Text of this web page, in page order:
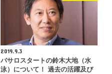
2019.9.3
バサロスタートの鈴木大地（水
泳）について！ 過去の活躍及び